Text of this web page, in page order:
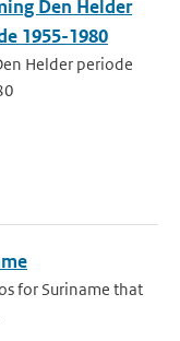
Den Helder
1955-1980
Helder periode
for Suriname that